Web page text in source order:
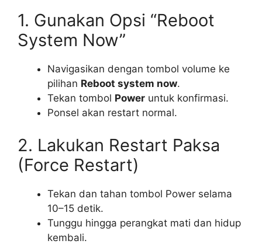
1. Gunakan Opsi “Reboot
System Now”
Navigasikan dengan tombol volume ke
pilihan Reboot system now.
Tekan tombol Power untuk konfirmasi.
Ponsel akan restart normal.
2. Lakukan Restart Paksa
(Force Restart)
Tekan dan tahan tombol Power selama
10–15 detik.
Tunggu hingga perangkat mati dan hidup
kembali.